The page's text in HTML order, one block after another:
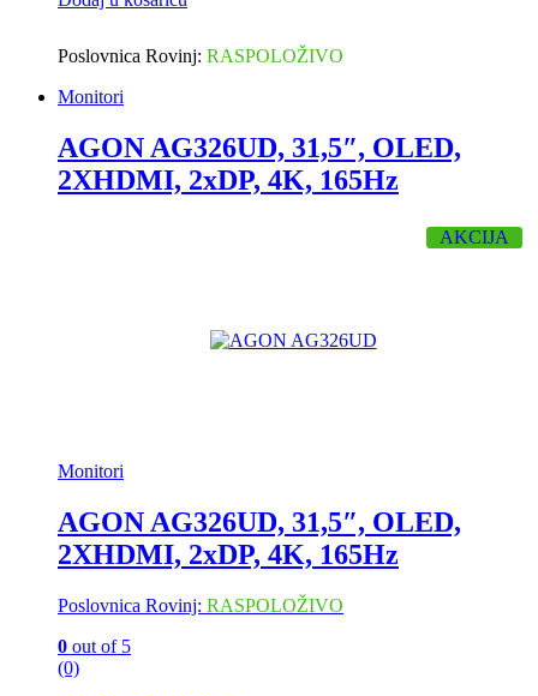
Poslovnica Rovinj: RASPOLOŽIVO
Monitori
AGON AG326UD, 31,5″, OLED,
2XHDMI, 2xDP, 4K, 165Hz
AKCIJA
Monitori
AGON AG326UD, 31,5″, OLED,
2XHDMI, 2xDP, 4K, 165Hz
Poslovnica Rovinj: RASPOLOŽIVO
0 out of 5
(0)